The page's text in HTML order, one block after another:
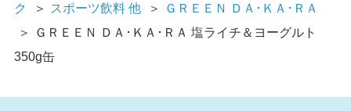
ク
＞ スポーツ飲料 他 ＞
ＧＲＥＥＮ ＤＡ･ＫＡ･ＲＡ
＞
ＧＲＥＥＮ ＤＡ･ＫＡ･ＲＡ 塩ライチ＆ヨーグルト
350g缶